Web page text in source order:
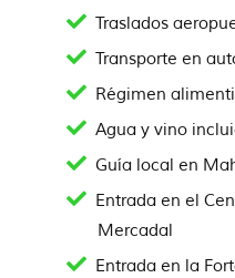
Traslados
Transporte en
Régimen
Agua y vino
Guía local en
Entrada en el
Mercadal
Entrada en la